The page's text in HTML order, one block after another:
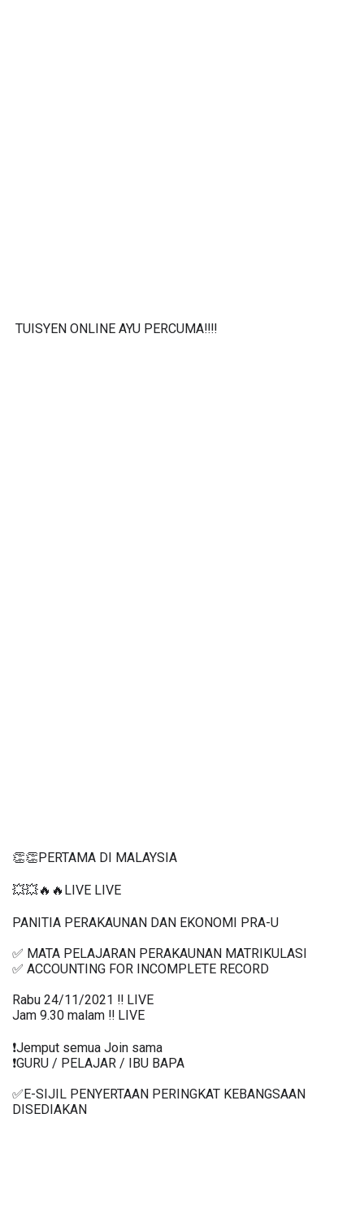
TUISYEN ONLINE AYU PERCUMA‼️‼️
👏👏PERTAMA DI MALAYSIA
💥💥🔥🔥LIVE LIVE
PANITIA PERAKAUNAN DAN EKONOMI PRA-U
✅ MATA PELAJARAN PERAKAUNAN MATRIKULASI
✅ ACCOUNTING FOR INCOMPLETE RECORD
Rabu 24/11/2021 ‼️ LIVE
Jam 9.30 malam ‼️ LIVE
❗️Jemput semua Join sama
❗️GURU / PELAJAR / IBU BAPA
✅E-SIJIL PENYERTAAN PERINGKAT KEBANGSAAN
DISEDIAKAN